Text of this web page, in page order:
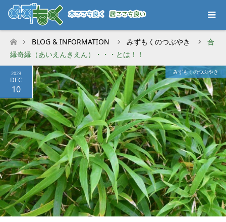
ホーム
BLOG & INFORMATION みずもくのつぶやき
合
縁奇縁（あいえんきえん）・・・とは！！
2023
DEC
10
みずもくのつぶやき